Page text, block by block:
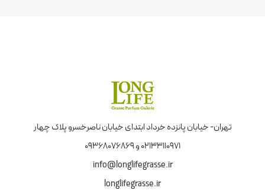
تهران- خیابان پانزده خرداد ابتدای خیابان ناصرخسرو پلاک چهار
02133110971 و 09368076869
info@longlifegrasse.ir
longlifegrasse.ir